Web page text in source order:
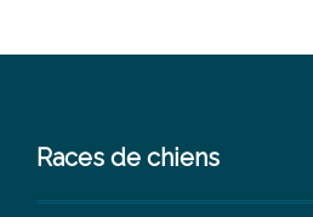
Races de chiens